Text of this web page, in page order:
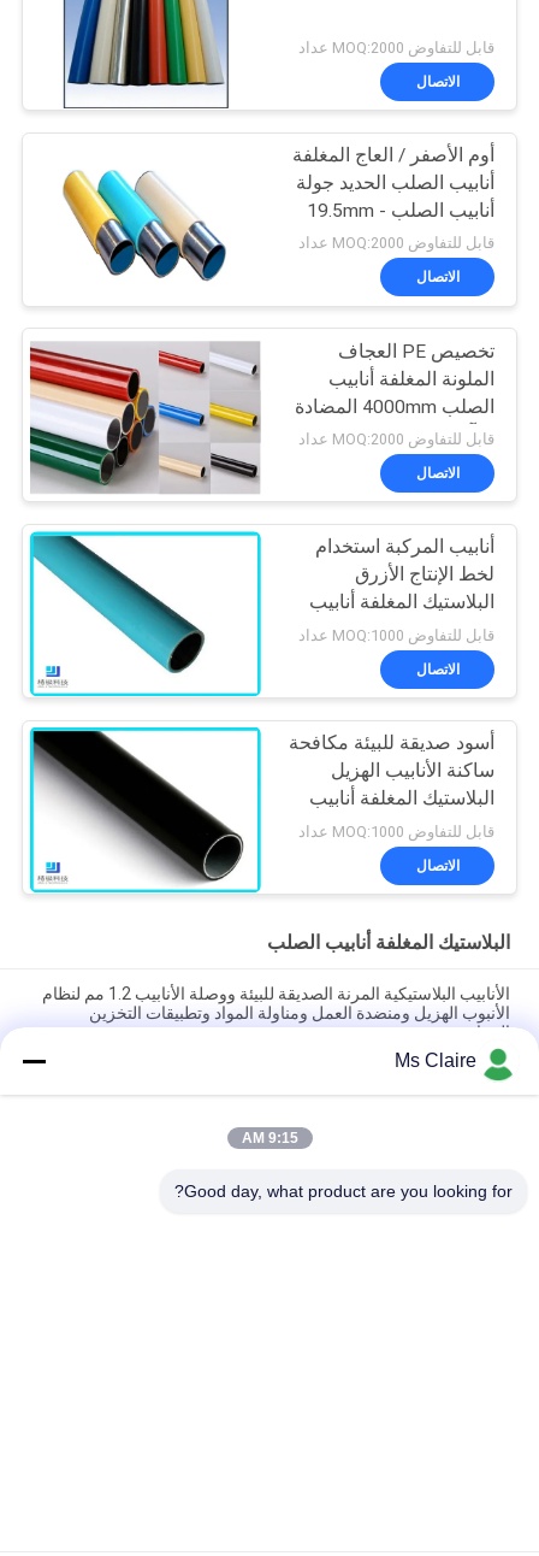
قابل للتفاوض MOQ:2000 عداد
الاتصال
أوم الأصفر / العاج المغلفة
أنابيب الصلب الحديد جولة
أنابيب الصلب 19.5mm -
24mm
قابل للتفاوض MOQ:2000 عداد
الاتصال
تخصيص PE العجاف
الملونة المغلفة أنابيب
الصلب 4000mm المضادة
للتآكل
قابل للتفاوض MOQ:2000 عداد
الاتصال
أنابيب المركبة استخدام
لخط الإنتاج الأزرق
البلاستيك المغلفة أنابيب
الصلب
قابل للتفاوض MOQ:1000 عداد
الاتصال
أسود صديقة للبيئة مكافحة
ساكنة الأنابيب الهزيل
البلاستيك المغلفة أنابيب
الصلب لورشة العمل
قابل للتفاوض MOQ:1000 عداد
الاتصال
البلاستيك المغلفة أنابيب الصلب
الأنابيب البلاستيكية المرنة الصديقة للبيئة ووصلة الأنابيب 1.2 مم لنظام
الأنبوب الهزيل ومنضدة العمل ومناولة المواد وتطبيقات التخزين
الصناعية
منضدة
Ms Claire
9:15 AM
Good day, what product are you looking for?